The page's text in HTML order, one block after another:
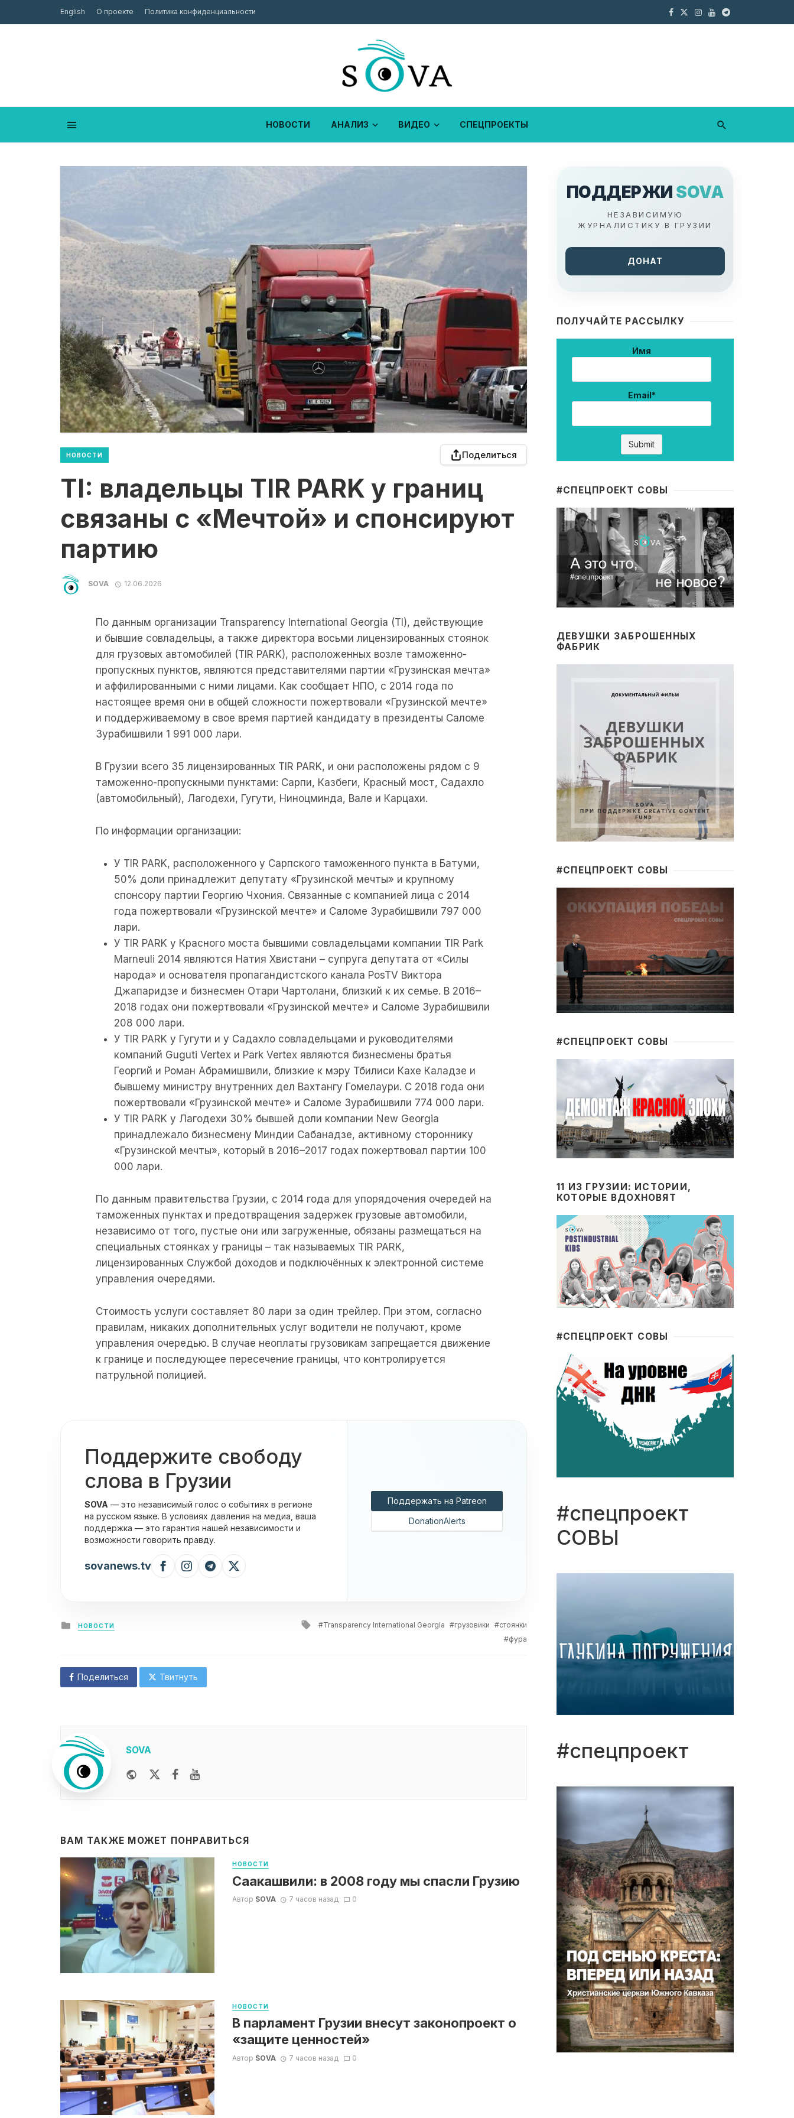
English О проекте Политика конфиденциальности
НОВОСТИ АНАЛИЗ ВИДЕО СПЕЦПРОЕКТЫ
НОВОСТИ Поделиться
TI: владельцы TIR PARK у границ
связаны с «Мечтой» и спонсируют
партию
SOVA 12.06.2026
По данным организации Transparency International Georgia (TI), действующие
и бывшие совладельцы, а также директора восьми лицензированных стоянок
для грузовых автомобилей (TIR PARK), расположенных возле таможенно-
пропускных пунктов, являются представителями партии «Грузинская мечта»
и аффилированными с ними лицами. Как сообщает НПО, с 2014 года по
настоящее время они в общей сложности пожертвовали «Грузинской мечте»
и поддерживаемому в свое время партией кандидату в президенты Саломе
Зурабишвили 1 991 000 лари.
В Грузии всего 35 лицензированных TIR PARK, и они расположены рядом с 9
таможенно-пропускными пунктами: Сарпи, Казбеги, Красный мост, Садахло
(автомобильный), Лагодехи, Гугути, Ниноцминда, Вале и Карцахи.
По информации организации:
У TIR PARK, расположенного у Сарпского таможенного пункта в Батуми,
50% доли принадлежит депутату «Грузинской мечты» и крупному
спонсору партии Георгию Чхония. Связанные с компанией лица с 2014
года пожертвовали «Грузинской мечте» и Саломе Зурабишвили 797 000
лари.
У TIR PARK у Красного моста бывшими совладельцами компании TIR Park
Marneuli 2014 являются Натия Хвистани – супруга депутата от «Силы
народа» и основателя пропагандистского канала PosTV Виктора
Джапаридзе и бизнесмен Отари Чартолани, близкий к их семье. В 2016–
2018 годах они пожертвовали «Грузинской мечте» и Саломе Зурабишвили
208 000 лари.
У TIR PARK у Гугути и у Садахло совладельцами и руководителями
компаний Guguti Vertex и Park Vertex являются бизнесмены братья
Георгий и Роман Абрамишвили, близкие к мэру Тбилиси Кахе Каладзе и
бывшему министру внутренних дел Вахтангу Гомелаури. С 2018 года они
пожертвовали «Грузинской мечте» и Саломе Зурабишвили 774 000 лари.
У TIR PARK у Лагодехи 30% бывшей доли компании New Georgia
принадлежало бизнесмену Миндии Сабанадзе, активному стороннику
«Грузинской мечты», который в 2016–2017 годах пожертвовал партии 100
000 лари.
По данным правительства Грузии, с 2014 года для упорядочения очередей на
таможенных пунктах и предотвращения задержек грузовые автомобили,
независимо от того, пустые они или загруженные, обязаны размещаться на
специальных стоянках у границы – так называемых TIR PARK,
лицензированных Службой доходов и подключённых к электронной системе
управления очередями.
Стоимость услуги составляет 80 лари за один трейлер. При этом, согласно
правилам, никаких дополнительных услуг водители не получают, кроме
управления очередью. В случае неоплаты грузовикам запрещается движение
к границе и последующее пересечение границы, что контролируется
патрульной полицией.
Поддержите свободу
слова в Грузии
SOVA — это независимый голос о событиях в регионе
на русском языке. В условиях давления на медиа, ваша
поддержка — это гарантия нашей независимости и
возможности говорить правду.
sovanews.tv
Поддержать на Patreon
DonationAlerts
Posted
in
НОВОСТИ
Tagged
Transparency International Georgia грузовики
стоянки
фура
Поделиться Твитнуть
SOVA
WebsiteTwitterFacebook
ВАМ ТАКЖЕ МОЖЕТ ПОНРАВИТЬСЯ
НОВОСТИ
Саакашвили: в 2008 году мы спасли Грузию
Автор SOVA 7 часов назад 0
НОВОСТИ
В парламент Грузии внесут законопроект о
«защите ценностей»
Автор SOVA 7 часов назад 0
ПОДДЕРЖИ SOVA
НЕЗАВИСИМУЮ
ЖУРНАЛИСТИКУ В ГРУЗИИ
ДОНАТ
ПОЛУЧАЙТЕ РАССЫЛКУ
Имя
Email*
#CПЕЦПРОЕКТ СОВЫ
ДЕВУШКИ ЗАБРОШЕННЫХ
ФАБРИК
#CПЕЦПРОЕКТ СОВЫ
#CПЕЦПРОЕКТ СОВЫ
11 ИЗ ГРУЗИИ: ИСТОРИИ,
КОТОРЫЕ ВДОХНОВЯТ
#CПЕЦПРОЕКТ СОВЫ
#спецпроект
СОВЫ
#спецпроект